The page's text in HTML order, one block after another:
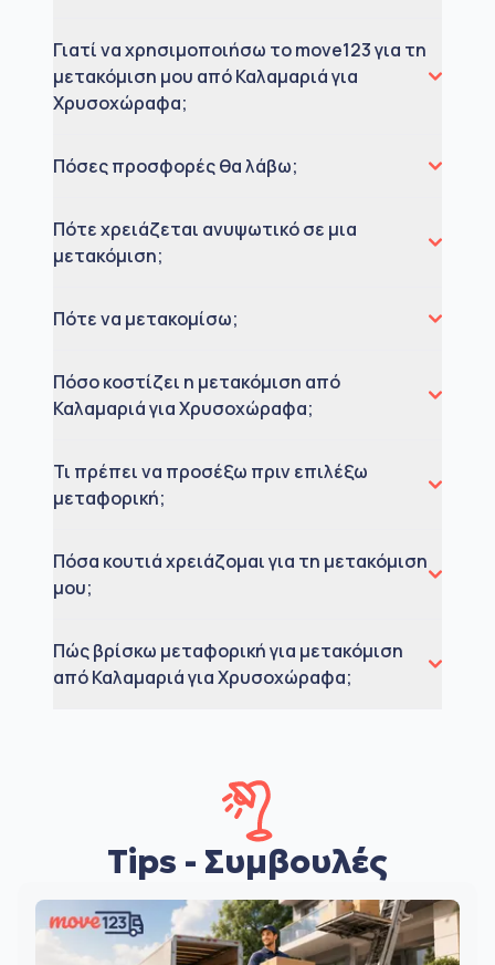
Γιατί να χρησιμοποιήσω το move123 για τη
μετακόμιση μου από Καλαμαριά για
Χρυσοχώραφα;
Πόσες προσφορές θα λάβω;
Πότε χρειάζεται ανυψωτικό σε μια
μετακόμιση;
Πότε να μετακομίσω;
Πόσο κοστίζει η μετακόμιση από
Καλαμαριά για Χρυσοχώραφα;
Τι πρέπει να προσέξω πριν επιλέξω
μεταφορική;
Πόσα κουτιά χρειάζομαι για τη μετακόμιση
μου;
Πώς βρίσκω μεταφορική για μετακόμιση
από Καλαμαριά για Χρυσοχώραφα;
Tips - Συμβουλές